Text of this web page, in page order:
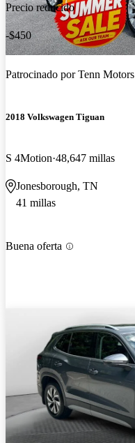
Precio reducido
-$450
Patrocinado porTenn Motors
2018 Volkswagen Tiguan
S 4Motion 48,647 millas
Jonesborough, TN
41 millas
Buena oferta